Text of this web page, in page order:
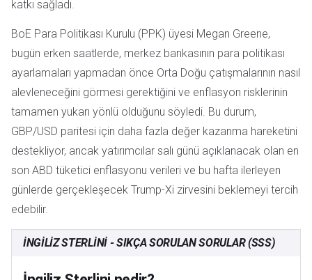
katkı sağladı.
BoE Para Politikası Kurulu (PPK) üyesi Megan Greene,
bugün erken saatlerde, merkez bankasının para politikası
ayarlamaları yapmadan önce Orta Doğu çatışmalarının nasıl
alevleneceğini görmesi gerektiğini ve enflasyon risklerinin
tamamen yukarı yönlü olduğunu söyledi. Bu durum,
GBP/USD paritesi için daha fazla değer kazanma hareketini
destekliyor, ancak yatırımcılar salı günü açıklanacak olan en
son ABD tüketici enflasyonu verileri ve bu hafta ilerleyen
günlerde gerçekleşecek Trump-Xi zirvesini beklemeyi tercih
edebilir.
İNGILIZ STERLINI - SIKÇA SORULAN SORULAR (SSS)